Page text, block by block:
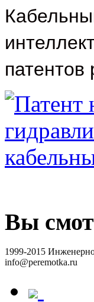
Вы
1999-2015
info@peremotka.ru